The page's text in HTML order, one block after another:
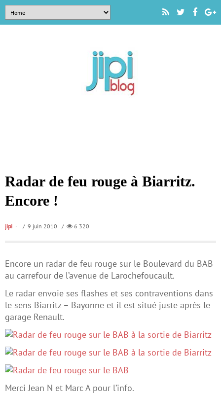
Radar de feu rouge à Biarritz.
Encore !
jipi / 9 juin 2010 / 6 320
Encore un radar de feu rouge sur le Boulevard du BAB
au carrefour de l’avenue de Larochefoucault.
Le radar envoie ses flashes et ses contraventions dans
le sens Biarritz – Bayonne et il est situé juste après le
garage Renault.
Merci Jean N et Marc A pour l’info.